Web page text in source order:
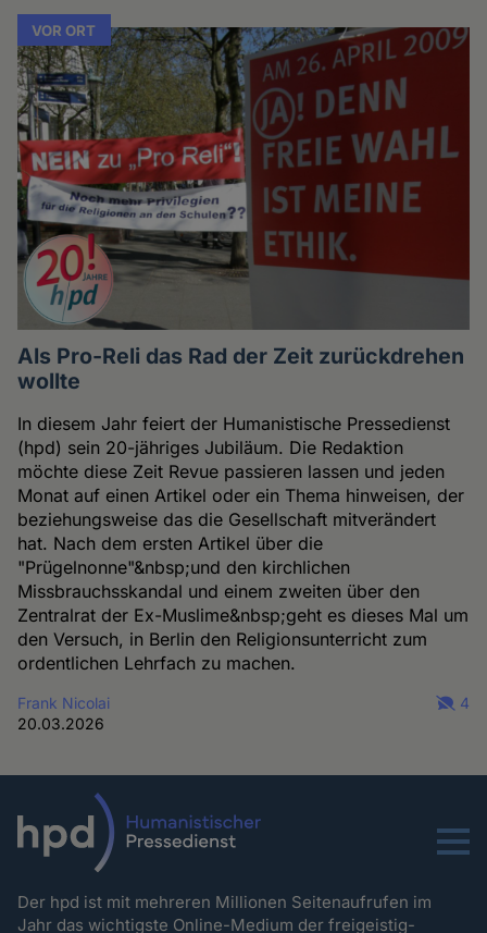
VOR ORT
Als Pro-Reli das Rad der Zeit zurückdrehen
wollte
In diesem Jahr feiert der Humanistische Pressedienst
(hpd) sein 20-jähriges Jubiläum. Die Redaktion
möchte diese Zeit Revue passieren lassen und jeden
Monat auf einen Artikel oder ein Thema hinweisen, der
beziehungsweise das die Gesellschaft mitverändert
hat. Nach dem ersten Artikel über die
"Prügelnonne"&nbsp;und den kirchlichen
Missbrauchsskandal und einem zweiten über den
Zentralrat der Ex-Muslime&nbsp;geht es dieses Mal um
den Versuch, in Berlin den Religionsunterricht zum
ordentlichen Lehrfach zu machen.
Frank Nicolai
20.03.2026
4
Menu
Der hpd ist mit mehreren Millionen Seitenaufrufen im
Jahr das wichtigste Online-Medium der freigeistig-